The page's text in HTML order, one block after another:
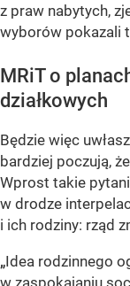
z praw nabytych,
wyborów pokazali
MRiT o
działkowych
Będzie więc
bardziej poczują,
Wprost takie
w drodze
i ich rodziny: rząd
„Idea rodzinnego
w zaspokajaniu